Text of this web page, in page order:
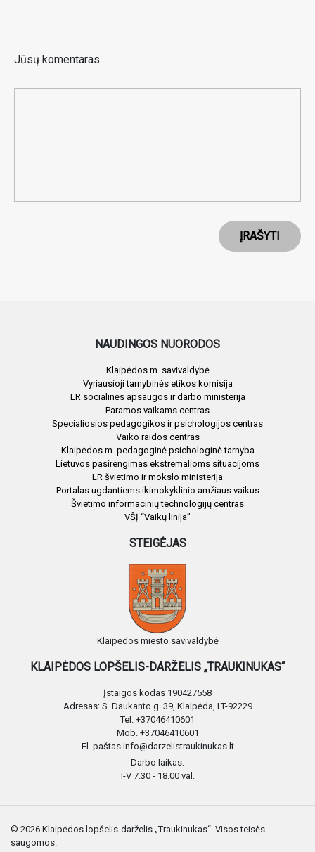
Jūsų komentaras
ĮRAŠYTI
NAUDINGOS NUORODOS
Klaipėdos m. savivaldybė
Vyriausioji tarnybinės etikos komisija
LR socialinės apsaugos ir darbo ministerija
Paramos vaikams centras
Specialiosios pedagogikos ir psichologijos centras
Vaiko raidos centras
Klaipėdos m. pedagoginė psichologinė tarnyba
Lietuvos pasirengimas ekstremalioms situacijoms
LR švietimo ir mokslo ministerija
Portalas ugdantiems ikimokyklinio amžiaus vaikus
Švietimo informacinių technologijų centras
VŠĮ “Vaikų linija”
STEIGĖJAS
Klaipėdos miesto savivaldybė
KLAIPĖDOS LOPŠELIS-DARŽELIS „TRAUKINUKAS“
Įstaigos kodas 190427558
Adresas: S. Daukanto g. 39, Klaipėda, LT-92229
Tel. +37046410601
Mob. +37046410601
El. paštas info@darzelistraukinukas.lt
Darbo laikas:
I-V 7.30 - 18.00 val.
© 2026 Klaipėdos lopšelis-darželis „Traukinukas“. Visos teisės
saugomos.